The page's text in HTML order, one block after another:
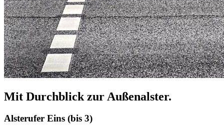
Mit Durchblick zur Außenalster.
Alsterufer Eins (bis 3)